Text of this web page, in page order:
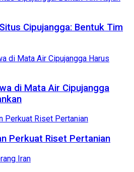
Cipujangga: Bentuk Tim
di Mata Air Cipujangga
Perkuat Riset Pertanian